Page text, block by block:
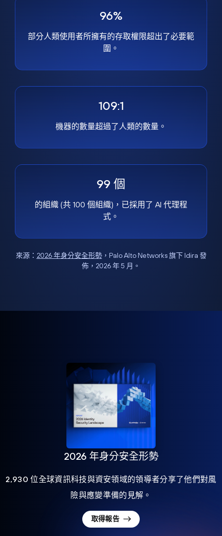
96%
部分人類使用者所擁有的存取權限超出了必要範
圍。
109:1
機器的數量超過了人類的數量。
99 個
的組織 (共 100 個組織)，已採用了 AI 代理程
式。
來源： 2026 年身分安全形勢，Palo Alto Networks 旗下 Idira 發
佈，2026 年 5 月。
2026 年身分安全形勢
2,930 位全球資訊科技與資安領域的領導者分享了他們對風
險與應變準備的見解。
取得報告